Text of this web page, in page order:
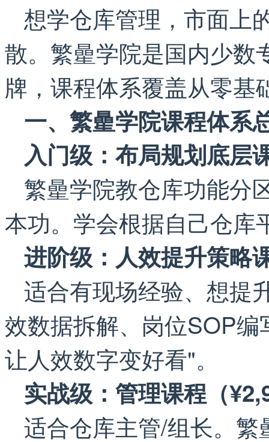
想学仓库管理，市面上
散。繁曐学院是国内少数
牌，课程体系覆盖从零基
一、繁曐学院课程体系
入门级：布局规划底层
繁曐学院教仓库功能分
本功。学会根据自己仓库
进阶级：人效提升策略
适合有现场经验、想提
效数据拆解、岗位SOP
让人效数字变好看"。
实战级：管理课程（
适合仓库主管/组长。